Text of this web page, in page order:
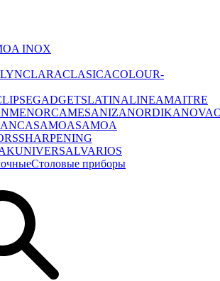
INOX
CLARACLASICACOLOUR-
GADGETSLATINALINEAMAITRE
MENORCAMESANIZANORDIKANOVA
SAMOASAMOA
SHARPENING
UNIVERSALVARIOS
Столовые приборы